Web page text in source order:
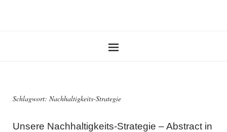
Schlagwort: Nachhaltigkeits-Strategie
Unsere Nachhaltigkeits-Strategie – Abstract in